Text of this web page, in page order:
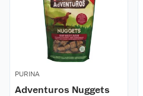
PURINA
Adventuros Nuggets